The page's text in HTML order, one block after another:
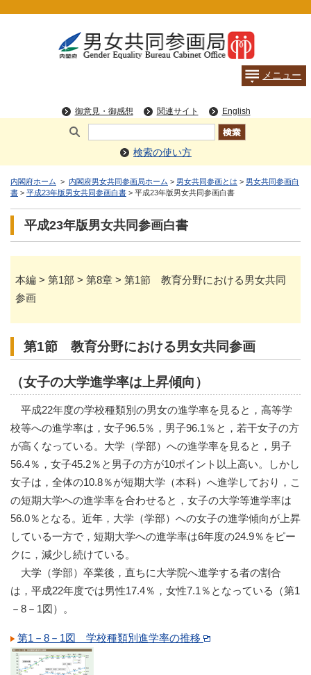
検索の使い方
内閣府ホーム > 内閣府男女共同参画局ホーム > 男女共同参画とは > 男女共同参画白
書 > 平成23年版男女共同参画白書 > 平成23年版男女共同参画白書
平成23年版男女共同参画白書
本編 > 第1部 > 第8章 > 第1節 教育分野における男女共同
参画
第1節 教育分野における男女共同参画
（女子の大学進学率は上昇傾向）
平成22年度の学校種類別の男女の進学率を見ると，高等学
校等への進学率は，女子96.5％，男子96.1％と，若干女子の方
が高くなっている。大学（学部）への進学率を見ると，男子
56.4％，女子45.2％と男子の方が10ポイント以上高い。しかし
女子は，全体の10.8％が短期大学（本科）へ進学しており，こ
の短期大学への進学率を合わせると，女子の大学等進学率は
56.0％となる。近年，大学（学部）への女子の進学傾向が上昇
している一方で，短期大学への進学率は6年度の24.9％をピー
クに，減少し続けている。
大学（学部）卒業後，直ちに大学院へ進学する者の割合
は，平成22年度では男性17.4％，女性7.1％となっている（第1
－8－1図）。
第1－8－1図 学校種類別進学率の推移